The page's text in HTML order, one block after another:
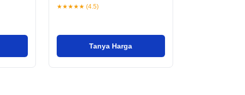
★★★★★ (4.5)
Tanya Harga